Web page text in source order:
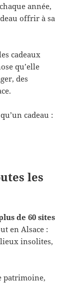
année,
offrir à sa
cadeaux
qu’elle
des
cadeau :
les
de 60 sites
en Alsace :
insolites,
patrimoine,